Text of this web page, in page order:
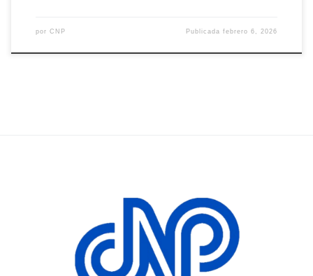
por CNP Publicadafebrero 6, 2026